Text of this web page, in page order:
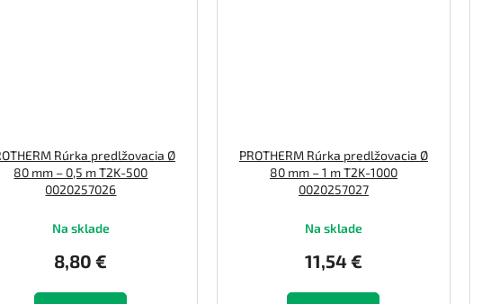
Rúrka predlžovacia Ø
80 mm – 0,5 m T2K-500
0020257026
Na sklade
8,80 €
PROTHERM Rúrka predlžovacia Ø
80 mm – 1 m T2K-1000
0020257027
Na sklade
11,54 €